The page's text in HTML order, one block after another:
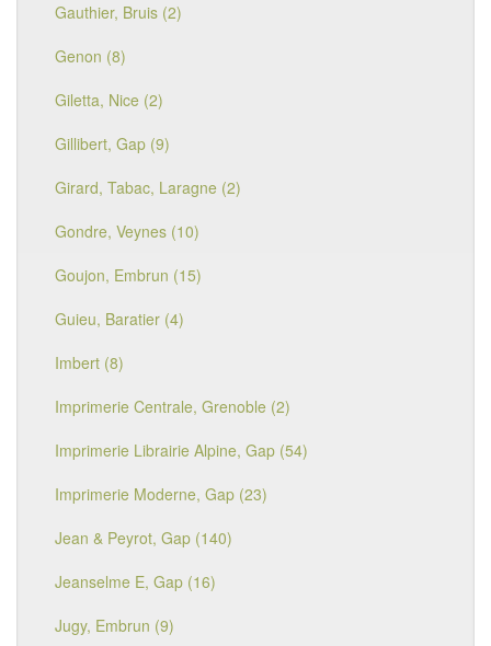
Gauthier, Bruis (2)
Genon (8)
Giletta, Nice (2)
Gillibert, Gap (9)
Girard, Tabac, Laragne (2)
Gondre, Veynes (10)
Goujon, Embrun (15)
Guieu, Baratier (4)
Imbert (8)
Imprimerie Centrale, Grenoble (2)
Imprimerie Librairie Alpine, Gap (54)
Imprimerie Moderne, Gap (23)
Jean & Peyrot, Gap (140)
Jeanselme E, Gap (16)
Jugy, Embrun (9)